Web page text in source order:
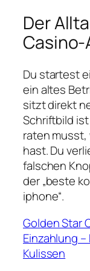
Der
Du startest
ein altes
sitzt direkt
Schriftbild
raten
hast. Du
falschen
der „beste
iphone“.
Golden Star
Einzahlung
Kulissen